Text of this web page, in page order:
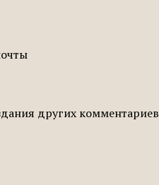
других комментариев